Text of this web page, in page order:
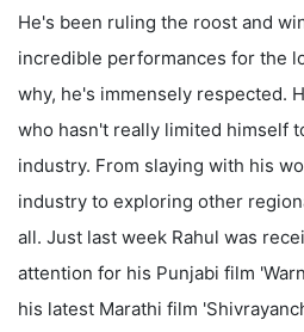
He's been ruling the roost and
incredible performances for the
why, he's immensely respected.
who hasn't really limited himself
industry. From slaying with his
industry to exploring other
all. Just last week Rahul was
attention for his Punjabi film
his latest Marathi film